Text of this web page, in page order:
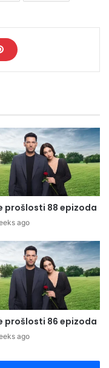
prošlosti 88 epizoda
ago
prošlosti 86 epizoda
ago